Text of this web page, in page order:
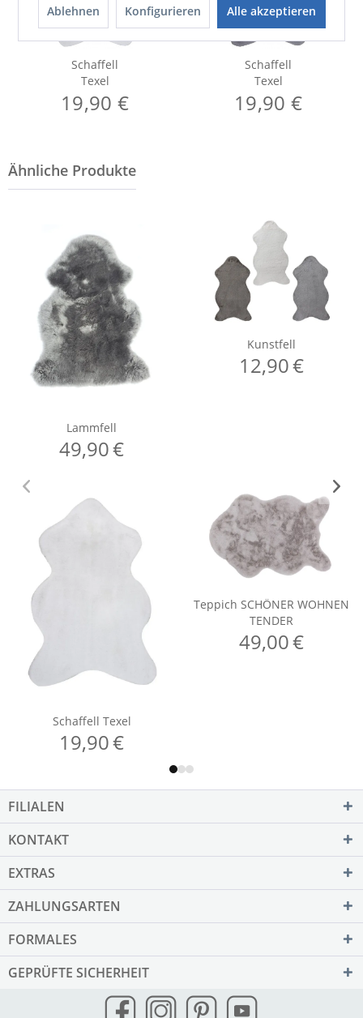
Schaffell
Texel
19,90 €
Schaffell
Texel
19,90 €
FILIALEN
KONTAKT
EXTRAS
ZAHLUNGSARTEN
FORMALES
GEPRÜFTE SICHERHEIT
Ablehnen Konfigurieren Alle akzeptieren